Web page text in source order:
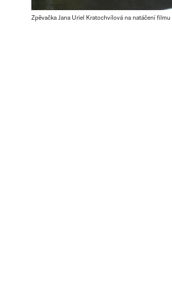
Zpěvačka Jana Uriel Kratochvílová na natáčení filmu